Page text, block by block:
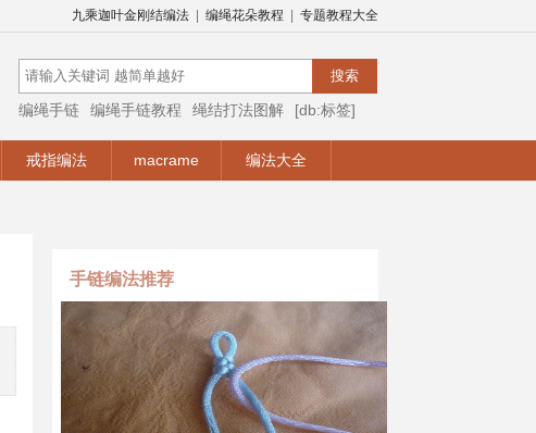
九乘迦叶金刚结编法 编绳花朵教程 专题教程大全
编绳手链 编绳手链教程 绳结打法图解
[db:标签]
戒指编法 macrame 编法大全
手链编法推荐